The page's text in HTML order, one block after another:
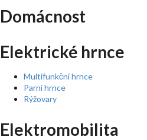
Domácnost
Elektrické hrnce
Multifunkční hrnce
Parní hrnce
Rýžovary
Elektromobilita